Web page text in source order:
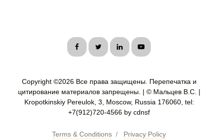
Copyright ©2026 Все права защищены. Перепечатка и
цитирование материалов запрещены. | © Мальцев В.С. |
Kropotkinskiy Pereulok, 3, Moscow, Russia 176060, tel:
+7(912)720-4566 by cdnsf
Terms & Conditions / Privacy Policy